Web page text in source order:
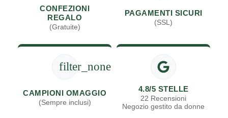
CONFEZIONI
REGALO
(Gratuite)
PAGAMENTI SICURI
(SSL)
filter_none
CAMPIONI OMAGGIO
(Sempre inclusi)
4.8/5 STELLE
22 Recensioni
Negozio gestito da donne